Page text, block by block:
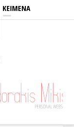
ΚΕΙΜΕΝΑ